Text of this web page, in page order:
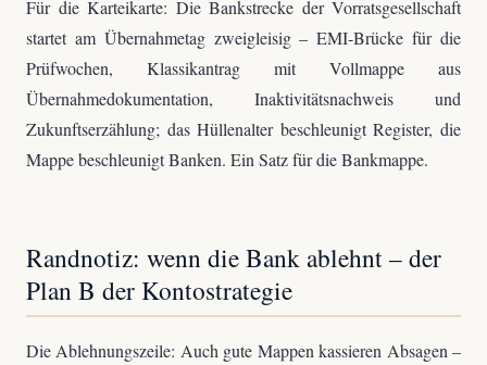
Für die Karteikarte: Die Bankstrecke der Vorratsgesellschaft
startet am Übernahmetag zweigleisig – EMI-Brücke für die
Prüfwochen, Klassikantrag mit Vollmappe aus
Übernahmedokumentation, Inaktivitätsnachweis und
Zukunftserzählung; das Hüllenalter beschleunigt Register, die
Mappe beschleunigt Banken. Ein Satz für die Bankmappe.
Randnotiz: wenn die Bank ablehnt – der
Plan B der Kontostrategie
Die Ablehnungszeile: Auch gute Mappen kassieren Absagen –